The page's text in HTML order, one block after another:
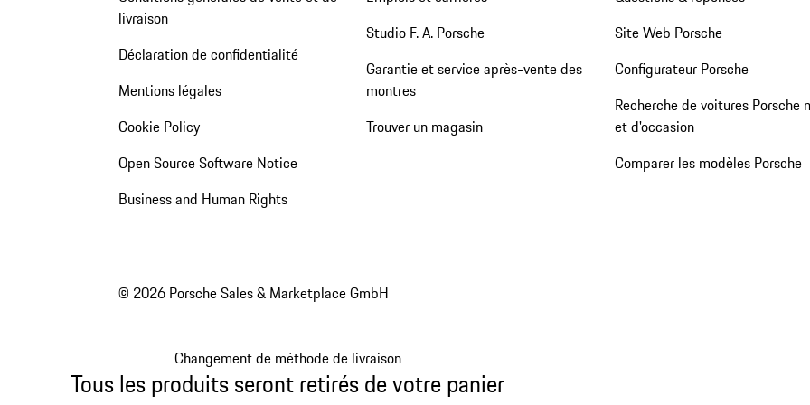
livraison
Déclaration de confidentialité
Mentions légales
Cookie Policy
Open Source Software Notice
Business and Human Rights
Studio F. A. Porsche
Garantie et service après-vente des
montres
Trouver un magasin
Site Web Porsche
Configurateur Porsche
Recherche de voitures Porsche
et d'occasion
Comparer les modèles Porsche
© 2026 Porsche Sales & Marketplace GmbH
Changement de méthode de livraison
Tous les produits seront retirés de votre panier